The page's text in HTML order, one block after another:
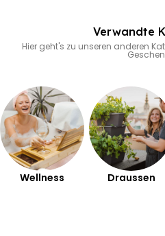
Verwandte
Hier geht's zu unseren anderen
Wellness Draussen